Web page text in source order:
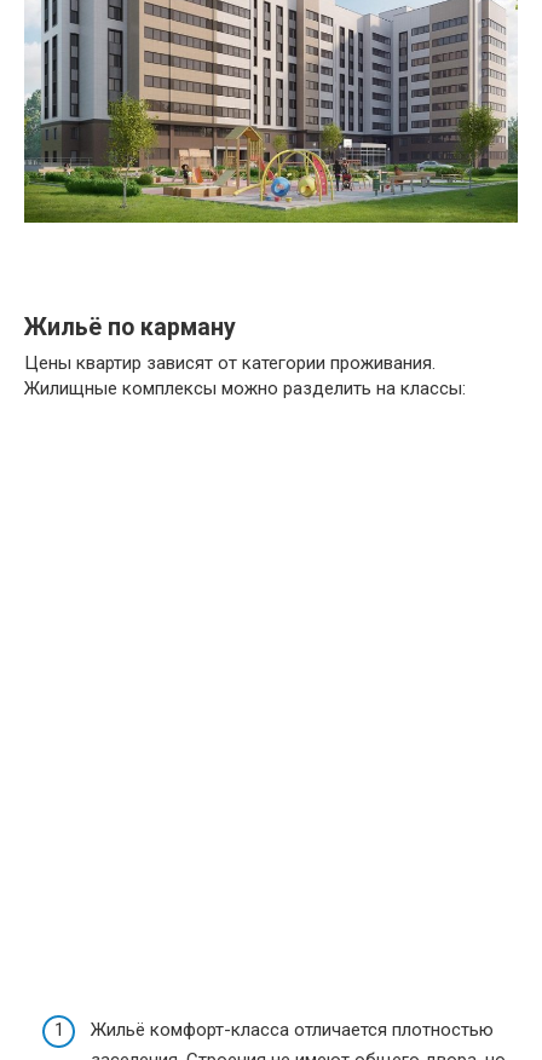
Жильё по карману
Цены квартир зависят от категории проживания.
Жилищные комплексы можно разделить на классы:
Жильё комфорт-класса отличается плотностью